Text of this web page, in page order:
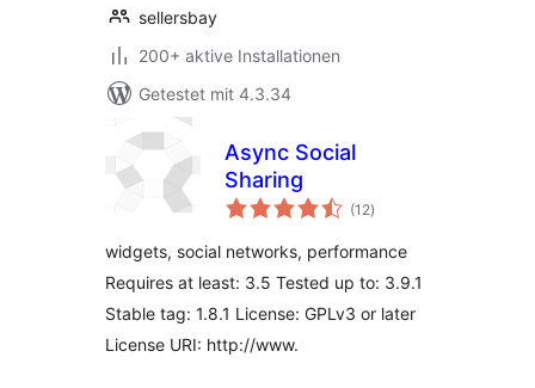
sellersbay
200+ aktive Installationen
Getestet mit 4.3.34
Async Social
Sharing
(12Bewertungen
insgesamt
)
widgets, social networks, performance
Requires at least: 3.5 Tested up to: 3.9.1
Stable tag: 1.8.1 License: GPLv3 or later
License URI: http://www.